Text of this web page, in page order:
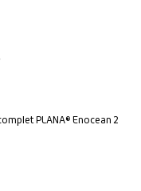
PLANA® Enocean 2